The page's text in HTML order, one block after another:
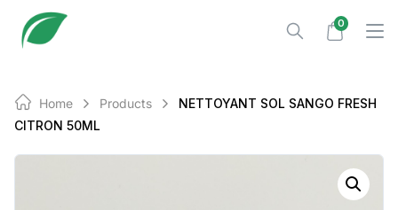
0
Home Products
NETTOYANT SOL SANGO FRESH
CITRON 50ML